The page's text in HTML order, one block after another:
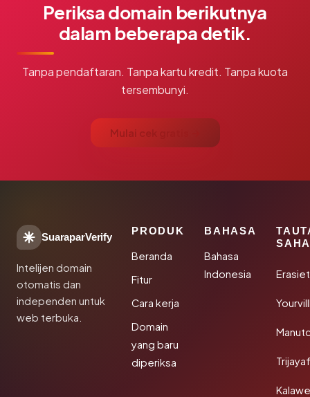
Periksa domain berikutnya
dalam beberapa detik.
Tanpa pendaftaran. Tanpa kartu kredit. Tanpa kuota
tersembunyi.
Mulai cek gratis →
SuaraparVerify
Intelijen domain
otomatis dan
independen untuk
web terbuka.
PRODUK
Beranda
Fitur
Cara kerja
Domain
yang baru
diperiksa
BAHASA
Bahasa
Indonesia